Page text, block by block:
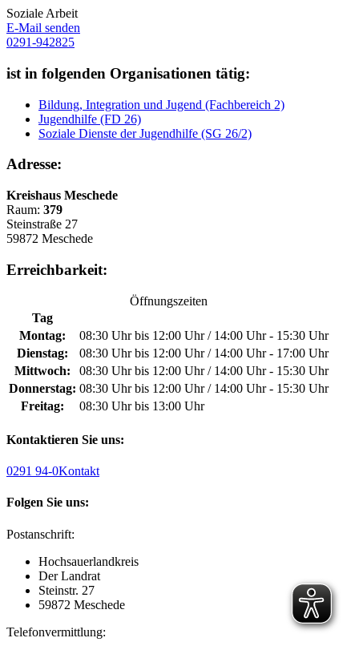
Soziale Arbeit
E-Mail senden
0291-942825
ist in folgenden Organisationen tätig:
Bildung, Integration und Jugend (Fachbereich 2)
Jugendhilfe (FD 26)
Soziale Dienste der Jugendhilfe (SG 26/2)
Adresse:
Kreishaus Meschede
Raum: 379
Steinstraße 27
59872 Meschede
Erreichbarkeit:
Öffnungszeiten
Tag
Montag:
08:30 Uhr bis 12:00 Uhr / 14:00 Uhr - 15:30 Uhr
Dienstag:
08:30 Uhr bis 12:00 Uhr / 14:00 Uhr - 17:00 Uhr
Mittwoch:
08:30 Uhr bis 12:00 Uhr / 14:00 Uhr - 15:30 Uhr
Donnerstag: 08:30 Uhr bis 12:00 Uhr / 14:00 Uhr - 15:30 Uhr
Freitag:
08:30 Uhr bis 13:00 Uhr
Kontaktieren Sie uns:
0291 94-0Kontakt
Folgen Sie uns:
Postanschrift:
Hochsauerlandkreis
Der Landrat
Steinstr. 27
59872 Meschede
Telefonvermittlung: